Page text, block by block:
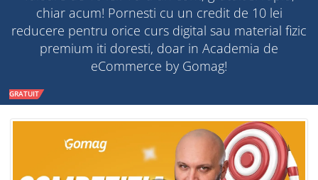
chiar acum! Pornesti cu un credit de 10 lei
reducere pentru orice curs digital sau material fizic
premium iti doresti, doar in Academia de
eCommerce by Gomag!
GRATUIT